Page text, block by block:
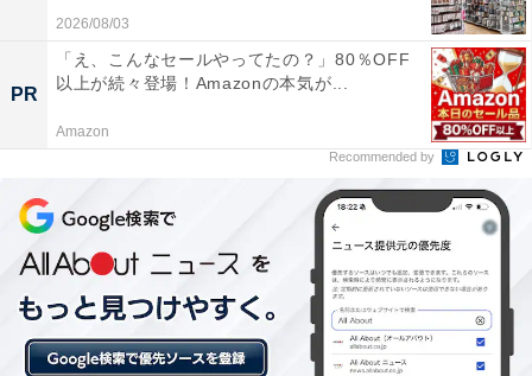
「海一望絶景の宿 いなとり荘」の口コミは？
「海一望絶景の宿 いなとり荘」には、以下のような口コ
ミが寄せられています。
部屋からも露天風呂からも180度広がる海の絶景が
名物の金目鯛の煮付けが絶品でボリュームも大満足
2026/08/03
PR
「え、こんなセールやってたの？」80％OFF
以上が続々登場！Amazonの本気が...
Amazon
Recommended by